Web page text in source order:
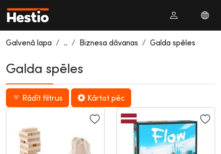
Galvenā lapa .. Biznesa dāvanas Galda spēles
Galda spēles
Rādīt filtrus Kārtot pēc